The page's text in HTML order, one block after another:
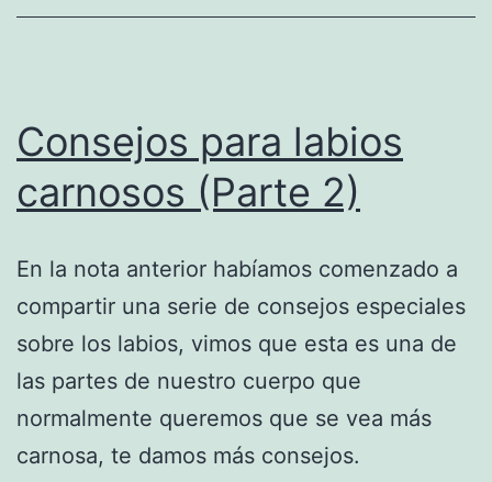
Consejos para labios
carnosos (Parte 2)
En la nota anterior habíamos comenzado a
compartir una serie de consejos especiales
sobre los labios, vimos que esta es una de
las partes de nuestro cuerpo que
normalmente queremos que se vea más
carnosa, te damos más consejos.